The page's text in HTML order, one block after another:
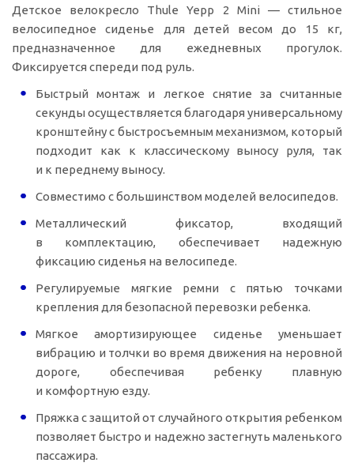
Детское велокресло Thule Yepp 2 Mini — стильное
велосипедное сиденье для детей весом до 15 кг,
предназначенное для ежедневных прогулок.
Фиксируется спереди под руль.
Быстрый монтаж и легкое снятие за считанные
секунды осуществляется благодаря универсальному
кронштейну с быстросъемным механизмом, который
подходит как к классическому выносу руля, так
и к переднему выносу.
Совместимо с большинством моделей велосипедов.
Металлический фиксатор, входящий
в комплектацию, обеспечивает надежную
фиксацию сиденья на велосипеде.
Регулируемые мягкие ремни с пятью точками
крепления для безопасной перевозки ребенка.
Мягкое амортизирующее сиденье уменьшает
вибрацию и толчки во время движения на неровной
дороге, обеспечивая ребенку плавную
и комфортную езду.
Пряжка с защитой от случайного открытия ребенком
позволяет быстро и надежно застегнуть маленького
пассажира.